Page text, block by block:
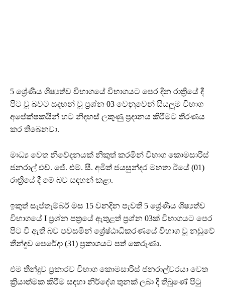
5 ශ්‍රේණිය ශිෂ්‍යත්ව විභාගයේ විභාගයට පෙර දින රාත්‍රියේ දී
පිට වූ බවට සඳහන් වූ ප්‍රශ්න 03 වෙනුවෙන් සියලුම විභාග
අපේක්ෂකයින් හට නිදහස් ලකුණු ප්‍රදානය කිරීමට තීරණය
කර තිබෙනවා.
මාධ්‍ය වෙත නිවේදනයක් නිකුත් කරමින් විභාග කොමසාරිස්
ජනරාල් එච්. ජේ. එම්. සී. අමිත් ජයසුන්දර මහතා ඊයේ (01)
රාත්‍රියේ දී මේ බව සඳහන් කළා.
ඉකුත් සැප්තැම්බර් මස 15 වනදින පැවති 5 ශ්‍රේණිය ශිෂ්‍යත්ව
විභාගයේ I ප්‍රශ්න පත්‍රයේ ඇතුළත් ප්‍රශ්න 03ක් විභාගයට පෙර
පිට වී ඇති බව පවසමින් ශ්‍රේෂ්ඨාධිකරණයේ විභාග වූ නඩුවේ
තීන්දුව පෙරේදා (31) ප්‍රකාශයට පත් කෙරුණා.
එම තීන්දුව ප්‍රකාරව විභාග කොමසාරිස් ජනරාල්වරයා වෙත
ක්‍රියාත්මක කිරීම සඳහා නිර්දේශ තුනක් ලබා දී තිබුණේ පිටු